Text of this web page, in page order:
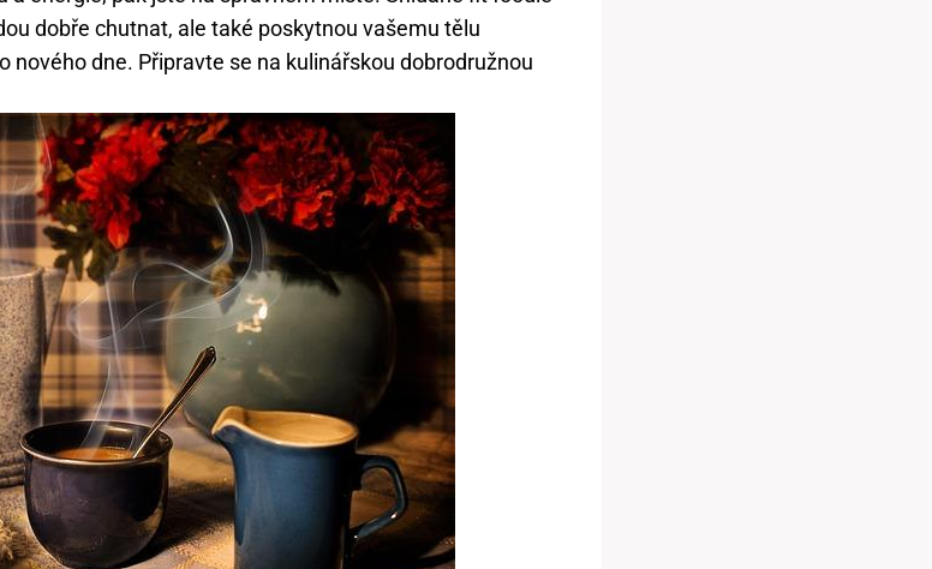
dobře chutnat, ale také poskytnou vašemu tělu
nového dne. Připravte se na kulinářskou dobrodružnou